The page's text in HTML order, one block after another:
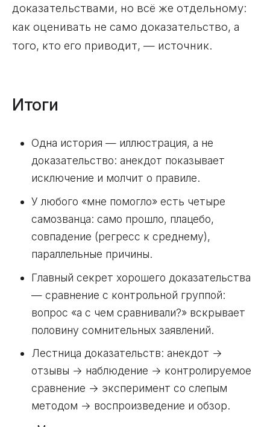
доказательствами, но всё же отдельному:
как оценивать не само доказательство, а
того, кто его приводит, — источник.
Итоги
Одна история — иллюстрация, а не
доказательство: анекдот показывает
исключение и молчит о правиле.
У любого «мне помогло» есть четыре
самозванца: само прошло, плацебо,
совпадение (регресс к среднему),
параллельные причины.
Главный секрет хорошего доказательства
— сравнение с контрольной группой:
вопрос «а с чем сравнивали?» вскрывает
половину сомнительных заявлений.
Лестница доказательств: анекдот →
отзывы → наблюдение → контролируемое
сравнение → эксперимент со слепым
методом → воспроизведение и обзор.